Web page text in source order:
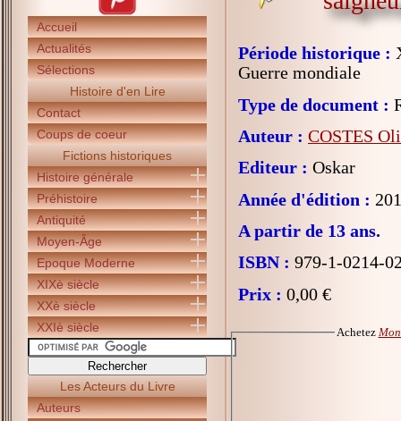
Accueil
Actualités
Sélections
Histoire d'en Lire
Contact
Coups de coeur
Fictions historiques
Histoire générale
Préhistoire
Antiquité
Moyen-Âge
Epoque Moderne
XIXè siècle
XXè siècle
XXIè siècle
Les Acteurs du Livre
Auteurs
Période historique :
Guerre mondiale
Type de document :
Auteur : COSTES
Editeur : Oskar
Année d'édition :
A partir de 13 ans.
ISBN : 979-1-0214-
Prix : 0,00 €
Achetez